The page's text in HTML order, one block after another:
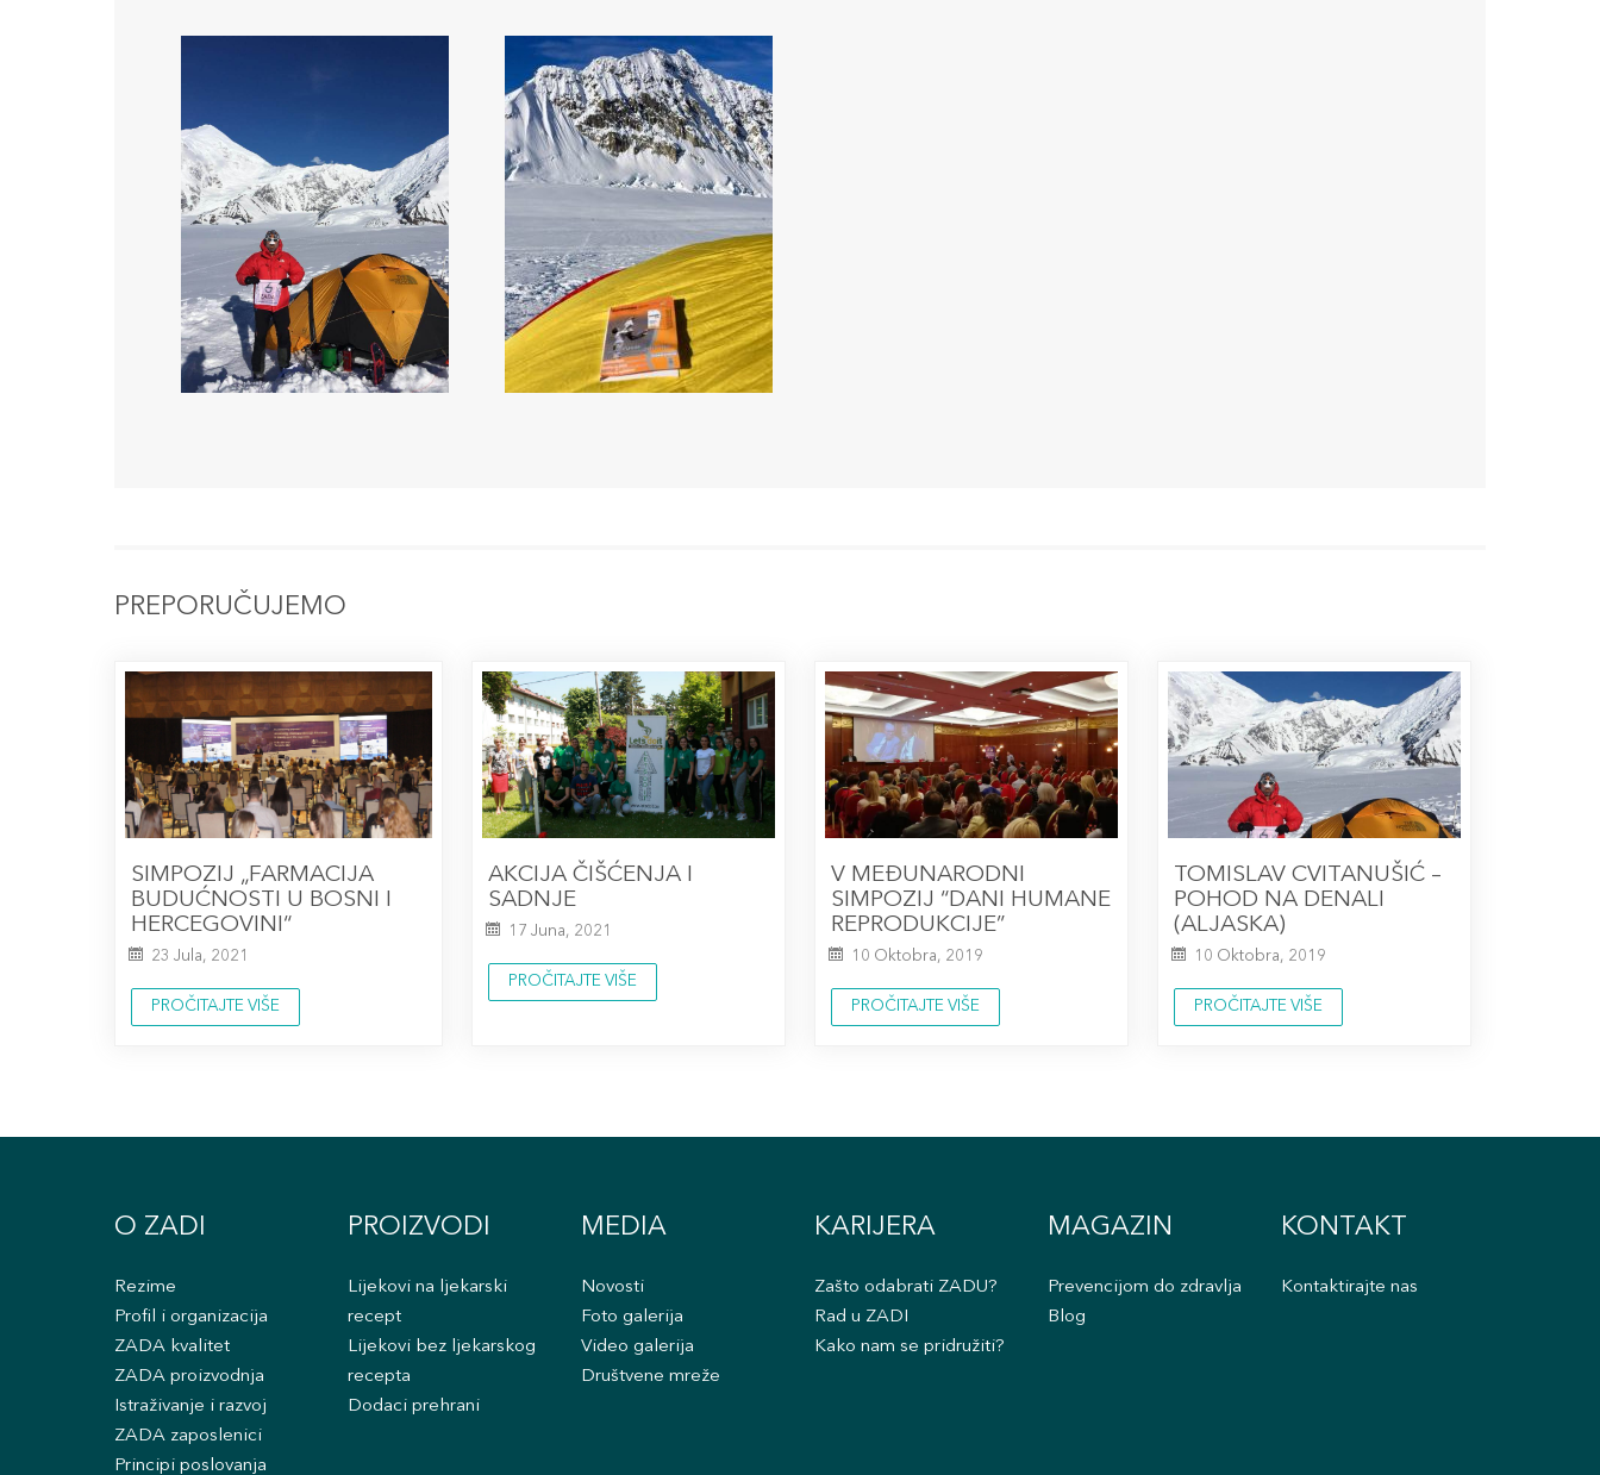
PREPORUČUJEMO
SIMPOZIJ „FARMACIJA
BUDUĆNOSTI U BOSNI I
HERCEGOVINI“
23 Jula, 2021
PROČITAJTE VIŠE
AKCIJA ČIŠĆENJA I
SADNJE
17 Juna, 2021
PROČITAJTE VIŠE
V MEĐUNARODNI
SIMPOZIJ “DANI HUMANE
REPRODUKCIJE”
10 Oktobra, 2019
PROČITAJTE VIŠE
TOMISLAV CVITANUŠIĆ –
POHOD NA DENALI
(ALJASKA)
10 Oktobra, 2019
PROČITAJTE VIŠE
O ZADI
Rezime
Profil i organizacija
ZADA kvalitet
ZADA proizvodnja
Istraživanje i razvoj
ZADA zaposlenici
Principi poslovanja
PROIZVODI
Lijekovi na ljekarski
recept
Lijekovi bez ljekarskog
recepta
Dodaci prehrani
MEDIA
Novosti
Foto galerija
Video galerija
Društvene mreže
KARIJERA
Zašto odabrati ZADU?
Rad u ZADI
Kako nam se pridružiti?
MAGAZIN
Prevencijom do zdravlja
Blog
KONTAKT
Kontaktirajte nas